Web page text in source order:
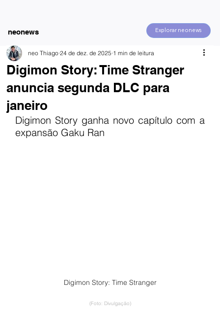
Explorar neonews
neonews
Digimon Story: Time Stranger
anuncia segunda DLC para
janeiro
neo Thiago 24 de dez. de 2025 1 min de leitura
Digimon Story ganha novo capítulo com a
expansão Gaku Ran
Digimon Story: Time Stranger
(Foto: Divulgação)